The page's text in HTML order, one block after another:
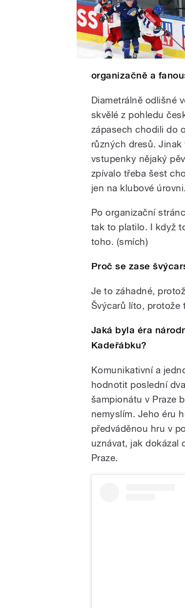
organizačně a
Diametrálně odlišné
skvělé z pohledu
zápasech chodili do
různých dresů.
vstupenky nějaký
zpívalo třeba šest
jen na klubové úrovni.
Po organizační
tak to platilo. I když
toho. (smích)
Proč se zase
Je to záhadné,
Švýcarů líto, protože
Jaká byla éra
Kadeřábku?
Komunikativní a
hodnotit poslední
šampionátu v Praze
nemyslím. Jeho éru
předváděnou hru v
uznávat, jak dokázal
Praze.